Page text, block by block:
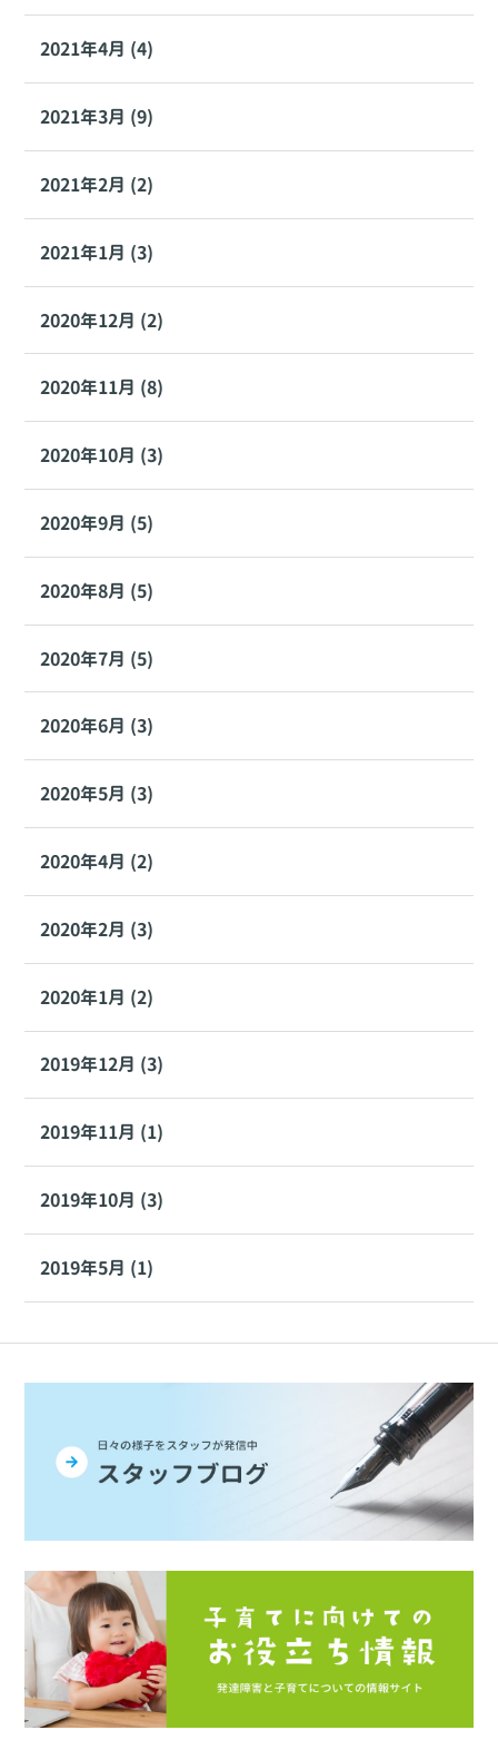
2021年4月 (4)
2021年3月 (9)
2021年2月 (2)
2021年1月 (3)
2020年12月 (2)
2020年11月 (8)
2020年10月 (3)
2020年9月 (5)
2020年8月 (5)
2020年7月 (5)
2020年6月 (3)
2020年5月 (3)
2020年4月 (2)
2020年2月 (3)
2020年1月 (2)
2019年12月 (3)
2019年11月 (1)
2019年10月 (3)
2019年5月 (1)